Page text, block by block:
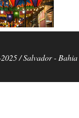
/ Salvador -